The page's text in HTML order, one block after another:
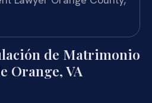
de Matrimonio
Orange, VA